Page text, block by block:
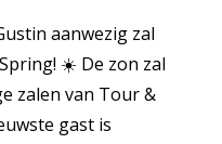
aanwezig zal
☀️ De zon zal
zalen van Tour &
gast is